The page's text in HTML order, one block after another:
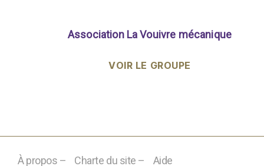
Association La Vouivre mécanique
VOIR LE GROUPE
À propos – Charte du site – Aide